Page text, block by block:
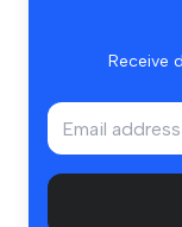
Receive